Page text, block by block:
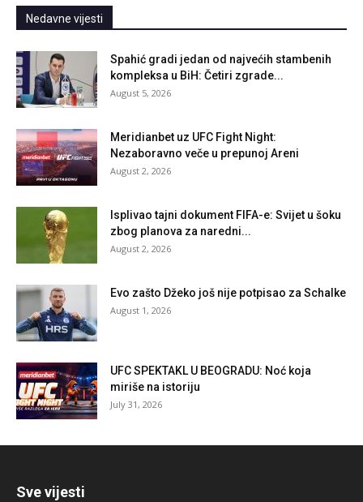
Nedavne vijesti
Spahić gradi jedan od najvećih stambenih
kompleksa u BiH: Četiri zgrade...
August 5, 2026
Meridianbet uz UFC Fight Night:
Nezaboravno veče u prepunoj Areni
August 2, 2026
Isplivao tajni dokument FIFA-e: Svijet u šoku
zbog planova za naredni...
August 2, 2026
Evo zašto Džeko još nije potpisao za Schalke
August 1, 2026
UFC SPEKTAKL U BEOGRADU: Noć koja
miriše na istoriju
July 31, 2026
Sve vijesti